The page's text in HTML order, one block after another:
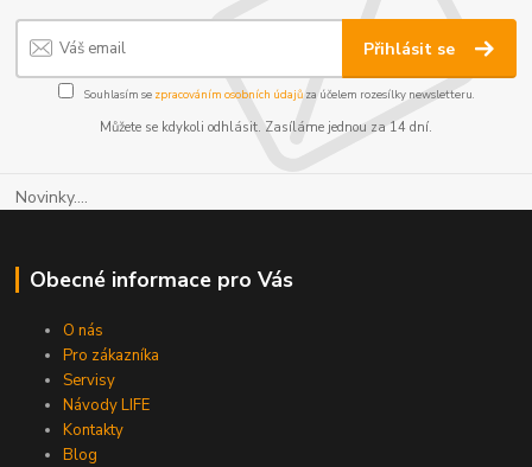
Přihlásit se
Souhlasím se zpracováním osobních údajůza účelem rozesílky newsletteru.
Můžete se kdykoli odhlásit. Zasíláme jednou za 14 dní.
Novinky....
Obecné informace pro Vás
O nás
Pro zákazníka
Servisy
Návody LIFE
Kontakty
Blog